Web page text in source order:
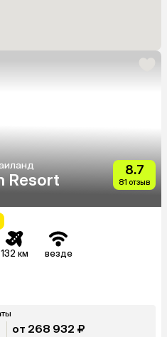
Resort
8.7
81 отзыв
132 км везде
от 268 932 ₽